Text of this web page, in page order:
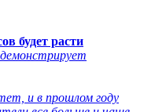
будет расти
и в прошлом году